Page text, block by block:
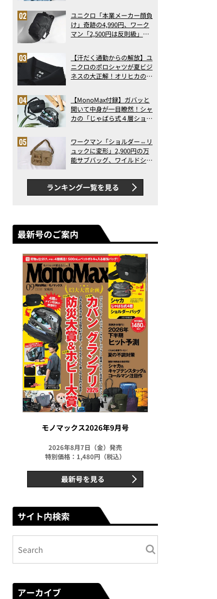
で決定版
ユニクロ「本業メーカー顔負
け」奇跡の4,990円、ワーク
マン「2,500円は反則級」凄
ト3】（2026年6月版）
【汗だく通勤からの解放】ユ
ニクロのポロシャツが夏ビジ
ネスの大正解！オリヒカの透
アの実力
【MonoMax付録】ガバッと
開いて中身が一目瞭然！シャ
カの「じゃばら式４層ショル
った！
ワークマン「ショルダー⇔リ
ュックに変形」2,900円の万
能サブバッグ、ワイルドシン
録…ほか【休日バッグの人気
記事ランキングベスト3】
（2026年6月版）
ランキング一覧を見る
最新号のご案内
モノマックス2026年9月号
2026年8月7日（金）発売
特別価格：1,480円（税込）
最新号を見る
サイト内検索
アーカイブ